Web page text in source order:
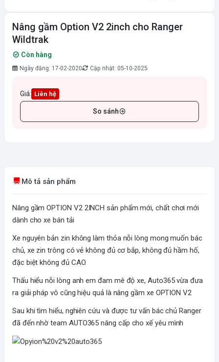
Nâng gầm Option V2 2inch cho Ranger
Wildtrak
Còn hàng
Ngày đăng: 17-02-2020 Cập nhật: 05-10-2025
Giá: Liên hệ
So sánh
Mô tả sản phẩm
Nâng gầm OPTION V2 2INCH sản phẩm mới, chất chơi mới
dành cho xe bán tải
Xe nguyên bản zin không làm thỏa nỗi lòng mong muốn bác
chủ, xe zin trông có vẻ không đủ cơ bắp, không đủ hầm hố,
đặc biệt không đủ CAO.
Thấu hiểu nỗi lòng anh em đam mê độ xe, Auto365 vừa đưa
ra giải pháp vô cũng hiệu quả là nâng gầm xe OPTION V2
Sau khi tìm hiểu, nghiên cứu và được tư vấn bác chủ Ranger
đã đến nhờ team AUTO365 nâng cấp cho xế yêu mình